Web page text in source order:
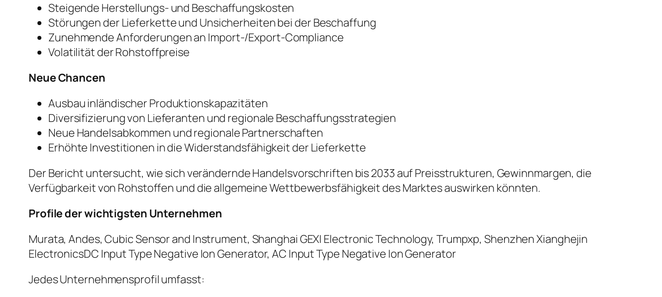
Steigende Herstellungs- und Beschaffungskosten
Störungen der Lieferkette und Unsicherheiten bei der Beschaffung
Zunehmende Anforderungen an Import-/Export-Compliance
Volatilität der Rohstoffpreise
Neue Chancen
Ausbau inländischer Produktionskapazitäten
Diversifizierung von Lieferanten und regionale Beschaffungsstrategien
Neue Handelsabkommen und regionale Partnerschaften
Erhöhte Investitionen in die Widerstandsfähigkeit der Lieferkette
Der Bericht untersucht, wie sich verändernde Handelsvorschriften bis 2033 auf Preisstrukturen, Gewinnmargen, die
Verfügbarkeit von Rohstoffen und die allgemeine Wettbewerbsfähigkeit des Marktes auswirken könnten.
Profile der wichtigsten Unternehmen
Murata, Andes, Cubic Sensor and Instrument, Shanghai GEXI Electronic Technology, Trumpxp, Shenzhen Xianghejin
ElectronicsDC Input Type Negative Ion Generator, AC Input Type Negative Ion Generator
Jedes Unternehmensprofil umfasst: